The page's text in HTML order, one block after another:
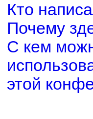
Кто
Почему
С кем
этой